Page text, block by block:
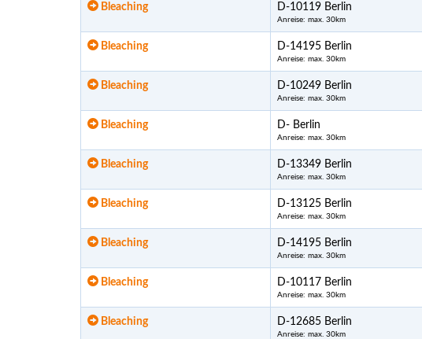
Bleaching D-10119 Berlin
Anreise: max. 30km
Bleaching D-14195 Berlin
Anreise: max. 30km
Bleaching D-10249 Berlin
Anreise: max. 30km
Bleaching D- Berlin
Anreise: max. 30km
Bleaching D-13349 Berlin
Anreise: max. 30km
Bleaching D-13125 Berlin
Anreise: max. 30km
Bleaching D-14195 Berlin
Anreise: max. 30km
Bleaching D-10117 Berlin
Anreise: max. 30km
Bleaching D-12685 Berlin
Anreise: max. 30km